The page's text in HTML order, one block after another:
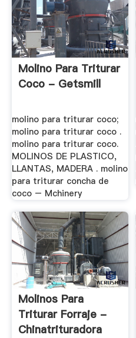
Molino Para Triturar
Coco - Getsmill
molino para triturar coco;
molino para triturar coco .
molino para triturar coco.
MOLINOS DE PLASTICO,
LLANTAS, MADERA . molino
para triturar concha de
coco – Mchinery
Molinos Para
Triturar Forraje -
Chinatrituradora